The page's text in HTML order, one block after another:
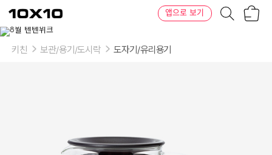
텐
바
텐
앱으로 보기
키친 보관/용기/도시락 도자기/유리용기